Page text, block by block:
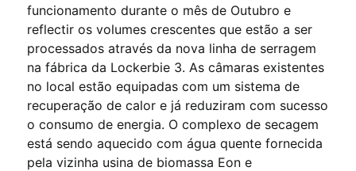
funcionamento durante o mês de Outubro e
reflectir os volumes crescentes que estão a ser
processados através da nova linha de serragem
na fábrica da Lockerbie 3. As câmaras existentes
no local estão equipadas com um sistema de
recuperação de calor e já reduziram com sucesso
o consumo de energia. O complexo de secagem
está sendo aquecido com água quente fornecida
pela vizinha usina de biomassa Eon e